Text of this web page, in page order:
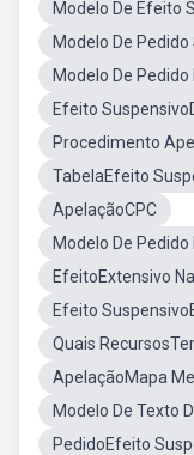
Modelo De Efeito
Modelo De
Modelo De
Efeito
Procedimento
TabelaEfeito
ApelaçãoCPC
Modelo De
EfeitoExtensivo
Efeito
Quais
ApelaçãoMapa
Modelo De Texto
PedidoEfeito